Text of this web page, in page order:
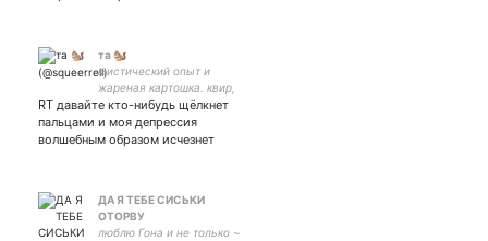
та 🐿️
мистический опыт и
жареная картошка. квир,
нб, любые местоимения.
люблю плохую
архитектуру, ныть и сныть.
RT давайте кто-нибудь щёлкнет
пальцами и моя депрессия
волшебным образом исчезнет
ДА Я ТЕБЕ СИСЬКИ
ОТОРВУ
люблю Гона и не только ~